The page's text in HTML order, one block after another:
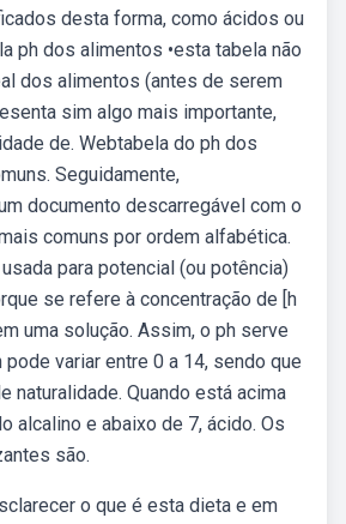
desta forma, como ácidos ou
ph dos alimentos •esta tabela não
dos alimentos (antes de serem
sim algo mais importante,
de. Webtabela do ph dos
Seguidamente,
documento descarregável com o
comuns por ordem alfabética.
para potencial (ou potência)
se refere à concentração de [h
uma solução. Assim, o ph serve
pode variar entre 0 a 14, sendo que
naturalidade. Quando está acima
alcalino e abaixo de 7, ácido. Os
são.
o que é esta dieta e em